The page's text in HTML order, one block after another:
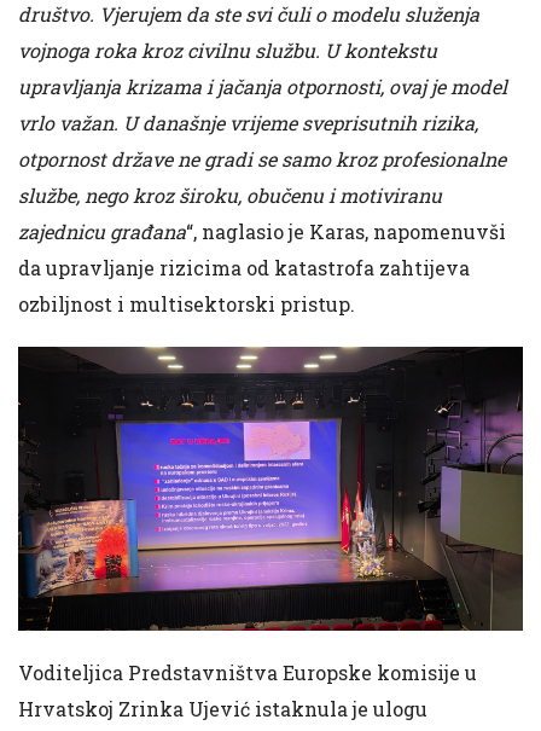
društvo. Vjerujem da ste svi čuli o modelu služenja
vojnoga roka kroz civilnu službu. U kontekstu
upravljanja krizama i jačanja otpornosti, ovaj je model
vrlo važan. U današnje vrijeme sveprisutnih rizika,
otpornost države ne gradi se samo kroz profesionalne
službe, nego kroz široku, obučenu i motiviranu
zajednicu građana“, naglasio je Karas, napomenuvši
da upravljanje rizicima od katastrofa zahtijeva
ozbiljnost i multisektorski pristup.
Voditeljica Predstavništva Europske komisije u
Hrvatskoj Zrinka Ujević istaknula je ulogu